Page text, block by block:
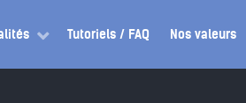
Tutoriels / FAQ Nos valeurs